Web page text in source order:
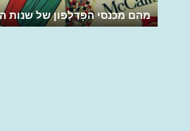
מהם מכנסי הפָּדֶלֶפוֹן של שנות ה-